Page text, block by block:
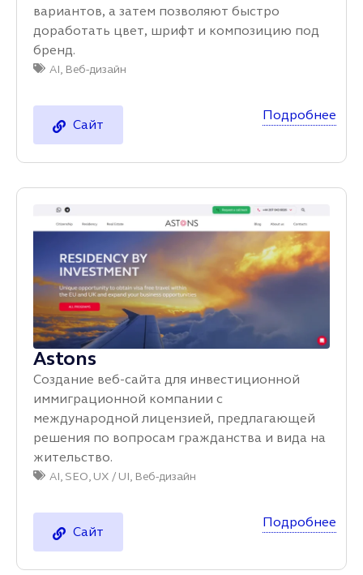
вариантов, а затем позволяют быстро
доработать цвет, шрифт и композицию под
бренд.
AI, Веб-дизайн
Сайт
Подробнее
Astons
Создание веб-сайта для инвестиционной
иммиграционной компании с
международной лицензией, предлагающей
решения по вопросам гражданства и вида на
жительство.
AI, SEO, UX / UI, Веб-дизайн
Сайт
Подробнее